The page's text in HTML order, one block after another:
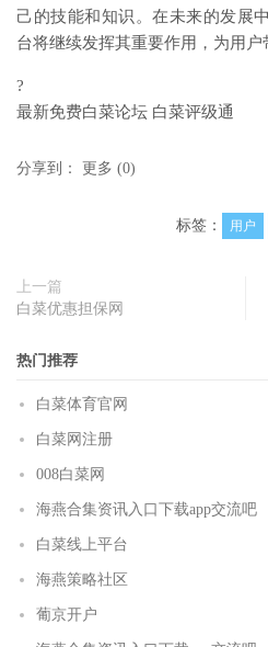
己的技能和知识。在未来的发展
台将继续发挥其重要作用，为用户
?
最新免费白菜论坛 白菜评级通
分享到： 更多 (0)
标签： 用户
上一篇
白菜优惠担保网
热门推荐
白菜体育官网
白菜网注册
008白菜网
海燕合集资讯入口下载app交流吧
白菜线上平台
海燕策略社区
葡京开户